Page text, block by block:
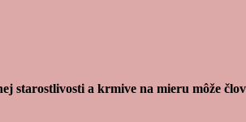
a krmive na mieru môže